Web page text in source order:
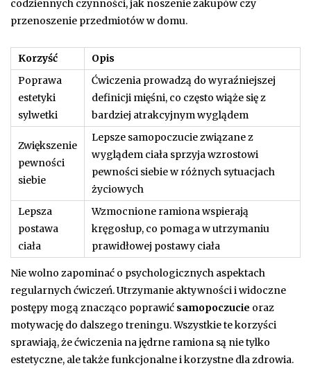
codziennych czynności, jak noszenie zakupów czy
przenoszenie przedmiotów w domu.
Korzyść
Opis
Poprawa
estetyki
sylwetki
Ćwiczenia prowadzą do wyraźniejszej
definicji mięśni, co często wiąże się z
bardziej atrakcyjnym wyglądem
Zwiększenie
pewności
siebie
Lepsze samopoczucie związane z
wyglądem ciała sprzyja wzrostowi
pewności siebie w różnych sytuacjach
życiowych
Lepsza
postawa
ciała
Wzmocnione ramiona wspierają
kręgosłup, co pomaga w utrzymaniu
prawidłowej postawy ciała
Nie wolno zapominać o psychologicznych aspektach
regularnych ćwiczeń. Utrzymanie aktywności i widoczne
postępy mogą znacząco poprawić samopoczucie oraz
motywację do dalszego treningu. Wszystkie te korzyści
sprawiają, że ćwiczenia na jędrne ramiona są nie tylko
estetyczne, ale także funkcjonalne i korzystne dla zdrowia.